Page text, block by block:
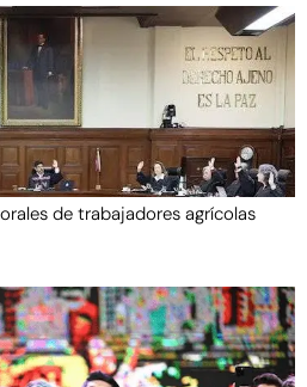
de trabajadores agrícolas